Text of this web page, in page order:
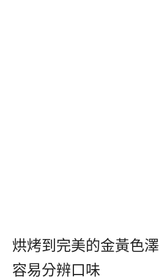
烘烤到完美的金黃色澤
容易分辨口味